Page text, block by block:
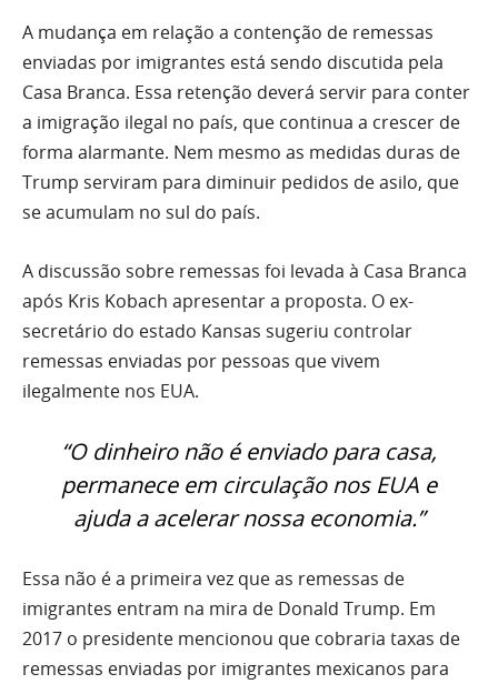
A mudança em relação a contenção de remessas
enviadas por imigrantes está sendo discutida pela
Casa Branca. Essa retenção deverá servir para conter
a imigração ilegal no país, que continua a crescer de
forma alarmante. Nem mesmo as medidas duras de
Trump serviram para diminuir pedidos de asilo, que
se acumulam no sul do país.
A discussão sobre remessas foi levada à Casa Branca
após Kris Kobach apresentar a proposta. O ex-
secretário do estado Kansas sugeriu controlar
remessas enviadas por pessoas que vivem
ilegalmente nos EUA.
“O dinheiro não é enviado para casa,
permanece em circulação nos EUA e
ajuda a acelerar nossa economia.”
Essa não é a primeira vez que as remessas de
imigrantes entram na mira de Donald Trump. Em
2017 o presidente mencionou que cobraria taxas de
remessas enviadas por imigrantes mexicanos para